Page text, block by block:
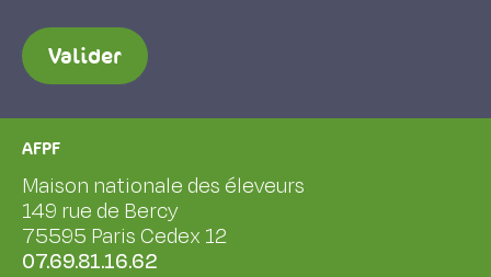
Valider
AFPF
Maison nationale des éleveurs
149 rue de Bercy
75595 Paris Cedex 12
07.69.81.16.62